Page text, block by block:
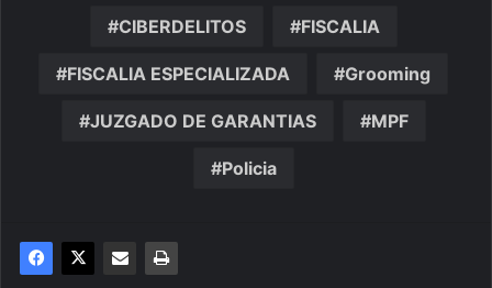
CIBERDELITOS FISCALIA
FISCALIA ESPECIALIZADA Grooming
JUZGADO DE GARANTIAS MPF
Policia